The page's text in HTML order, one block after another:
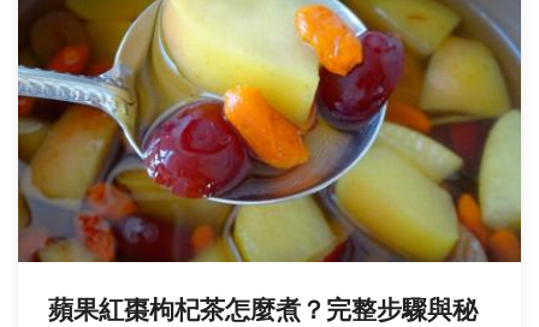
蘋果紅棗枸杞茶怎麼煮？完整步驟與秘